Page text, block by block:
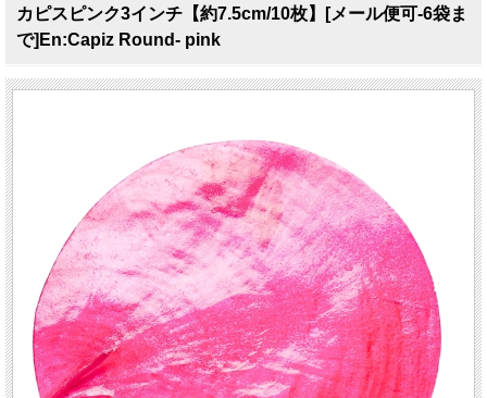
カピスピンク3インチ【約7.5cm/10枚】[メール便可-6袋ま
で]En:Capiz Round- pink